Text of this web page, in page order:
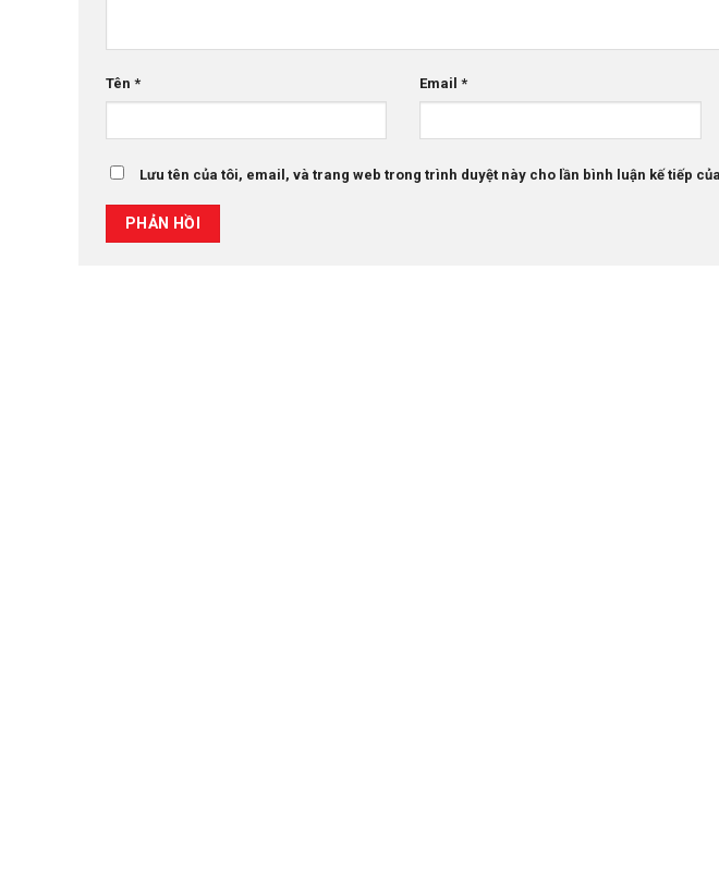
Tên * Email*
Lưu tên của tôi, email, và trang web trong trình duyệt này cho lần bình luận kế tiếp